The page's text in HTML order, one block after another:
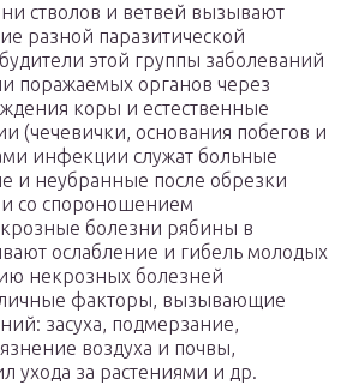
стволов и ветвей вызывают
разной паразитической
этой группы заболеваний
поражаемых органов через
коры и естественные
(чечевички, основания побегов и
инфекции служат больные
и неубранные после обрезки
со спороношением
болезни рябины в
ослабление и гибель молодых
некрозных болезней
факторы, вызывающие
засуха, подмерзание,
воздуха и почвы,
ухода за растениями и др.